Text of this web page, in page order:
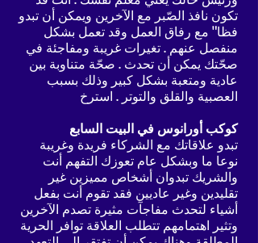
تكون نافذ الصّبر مع الآخرين ويمكن أن تبدو
فظا" مع رفاق العمل وقد تعمل بشكل
منفصل عنهم . تغيرات غريبة ومفاجئة في
صحّتك يمكن أن تحدث . صحّة متناوبة بين
عادية ومتعبة بشكل كبير وذلك بسبب
العصبية والقلق والتوتر . استرخ
كوكب أورانوس في البيت السابع
تبدو علاقاتك مع الشركاء فريدة وغريبة
نوعا ما وبشكل عام تعوزك التفهم أنت
والشريك تبدوان أشخاص مميزين غير
تقليدين وغير عاديين فقد تقوم أنت بفعل
أشياء لتحدث مفاجآت مثيرة تصدم الآخرين
وتثير اهتمامهم تتطلب العلاقة توافر الحرية